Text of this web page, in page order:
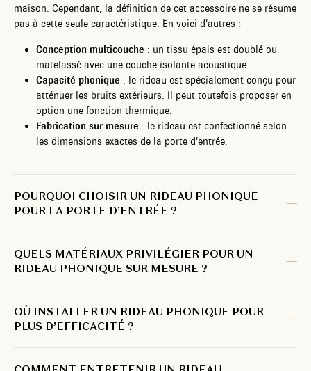
maison. Cependant, la définition de cet accessoire ne se résume
pas à cette seule caractéristique. En voici d’autres :
Conception multicouche : un tissu épais est doublé ou
matelassé avec une couche isolante acoustique.
Capacité phonique : le rideau est spécialement conçu pour
atténuer les bruits extérieurs. Il peut toutefois proposer en
option une fonction thermique.
Fabrication sur mesure : le rideau est confectionné selon
les dimensions exactes de la porte d’entrée.
POURQUOI CHOISIR UN RIDEAU PHONIQUE
POUR LA PORTE D’ENTRÉE ?
QUELS MATÉRIAUX PRIVILÉGIER POUR UN
RIDEAU PHONIQUE SUR MESURE ?
OÙ INSTALLER UN RIDEAU PHONIQUE POUR
PLUS D’EFFICACITÉ ?